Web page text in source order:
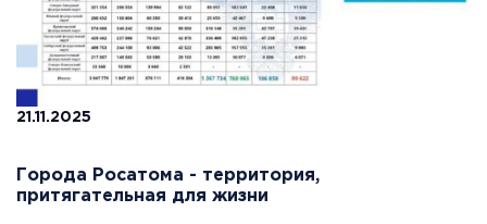
21.11.2025
Города Росатома - территория,
притягательная для жизни